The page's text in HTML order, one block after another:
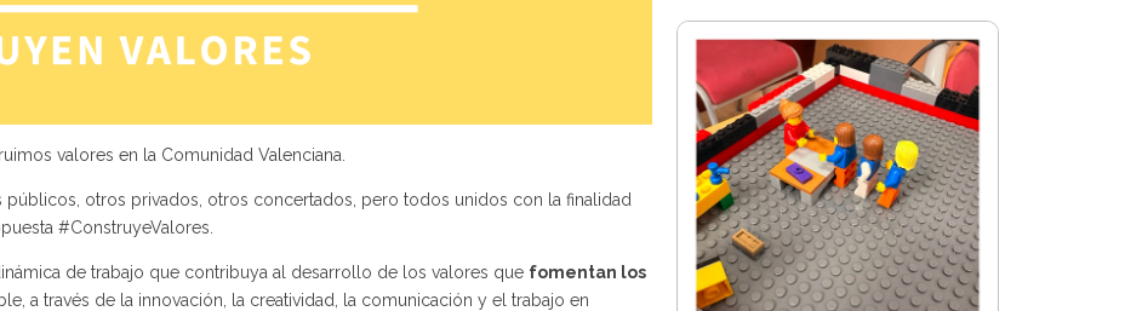
valores en la Comunidad Valenciana.
otros privados, otros concertados, pero todos unidos con la finalidad
#ConstruyeValores.
de trabajo que contribuya al desarrollo de los valores que fomentan los
a través de la innovación, la creatividad, la comunicación y el trabajo en